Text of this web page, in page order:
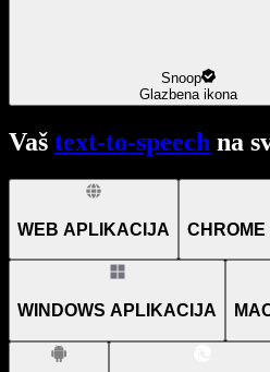
Snoop
Glazbena ikona
Vaš text-to-speech na
WEB APLIKACIJA
WINDOWS APLIKACIJA